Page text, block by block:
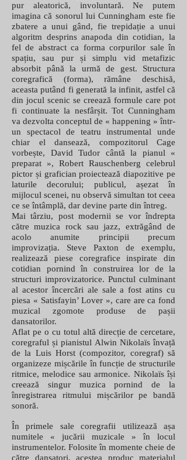
pur aleatorică, involuntară. Ne putem
imagina că sonorul lui Cunningham este fie
zbatere a unui gând, fie trepidație a unui
algoritm desprins anapoda din cotidian, la
fel de abstract ca forma corpurilor sale în
spațiu, sau pur și simplu vid metafizic
absorbit până la urmă de gest. Structura
coregrafică (forma), rămâne deschisă,
aceasta putând fi generată la infinit, astfel că
din jocul scenic se creează formule care pot
fi continuate la nesfârșit. Tot Cunningham
va dezvolta conceptul de « happening » într-
un spectacol de teatru instrumental unde
chiar el dansează, compozitorul Cage
vorbește, David Tudor cântă la pianul «
preparat », Robert Rauschenberg celebrul
pictor și grafician proiectează diapozitive pe
laturile decorului; publicul, așezat în
mijlocul scenei, nu observă simultan tot ceea
ce se întâmplă, dar devine parte din întreg.
Mai târziu, post modernii se vor îndrepta
către muzica rock sau jazz, extrăgând de
acolo anumite principii precum
improvizația. Steve Paxton de exemplu,
realizează piese coregrafice inspirate din
cotidian pornind în construirea lor de la
structuri improvizatorice. Punctul culminant
al acestor încercări ale sale a fost atins cu
piesa « Satisfayin’ Lover », care are ca fond
muzical zgomote produse de pașii
dansatorilor.
Aflat pe o cu totul altă direcție de cercetare,
coregraful și pianistul Alwin Nikolaïs învață
de la Luis Horst (compozitor, coregraf) să
organizeze mișcările în funcție de structurile
ritmice, melodice sau armonice. Nikolaïs își
creează singur muzica pornind de la
înregistrarea ritmului mișcărilor pe bandă
sonoră.
În primele sale coregrafii utilizează așa
numitele « jucării muzicale » în locul
instrumentelor. Folosite în momente cheie de
către dansatori, acestea produc materialul